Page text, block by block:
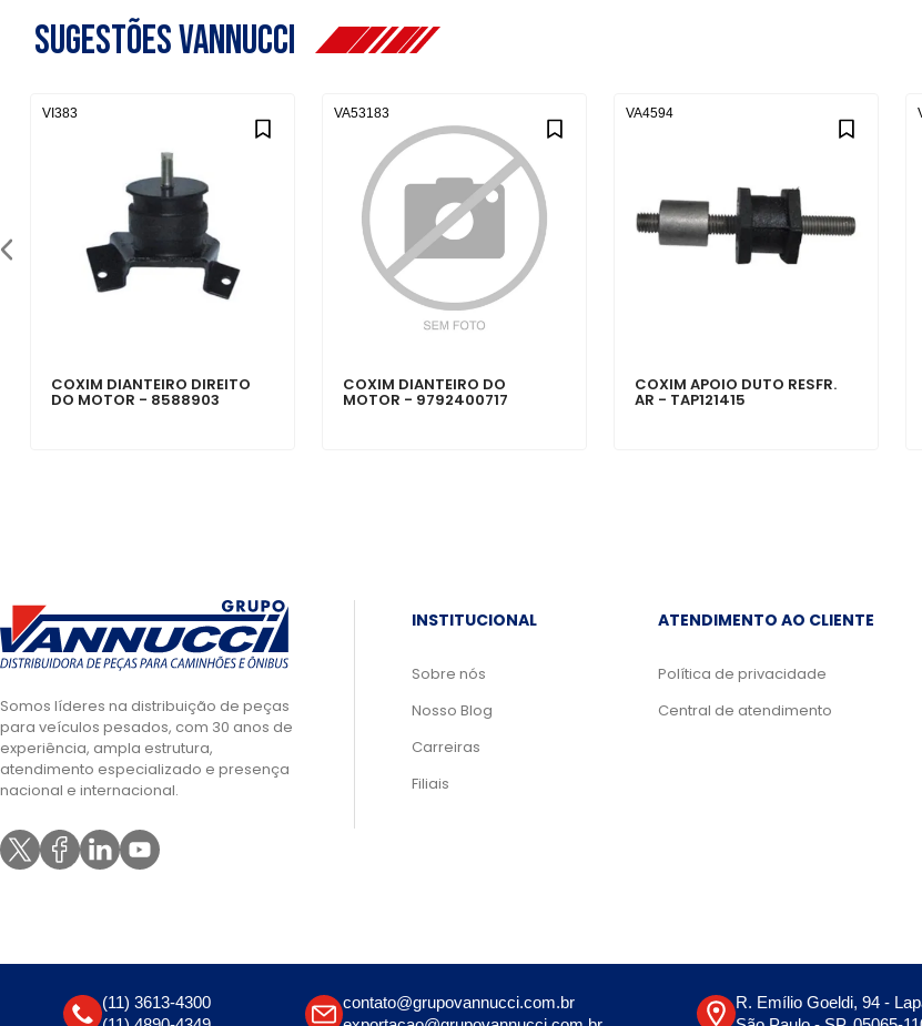
Sugestões Vannucci
COXIM DIANTEIRO DIREITO
DO MOTOR - 8588903
VI383
COXIM DIANTEIRO DO
MOTOR - 9792400717
VA53183
COXIM APOIO DUTO RESFR.
AR - TAP121415
VA4594
Somos líderes na distribuição de peças
para veículos pesados, com 30 anos de
experiência, ampla estrutura,
atendimento especializado e presença
nacional e internacional.
INSTITUCIONAL
Sobre nós
Nosso Blog
Carreiras
Filiais
ATENDIMENTO AO CLIENTE
Política de privacidade
Central de atendimento
(11) 3613-4300
contato@grupovannucci.com.br
R. Emílio Goeldi, 94 -